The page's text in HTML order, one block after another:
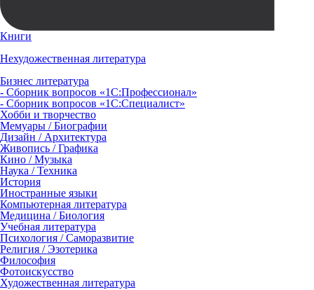
Книги
Нехудожественная литература
Бизнес литература
- Сборник вопросов «1С:Профессионал»
- Сборник вопросов «1С:Специалист»
Хобби и творчество
Мемуары / Биографии
Дизайн / Архитектура
Живопись / Графика
Кино / Музыка
Наука / Техника
История
Иностранные языки
Компьютерная литература
Медицина / Биология
Учебная литература
Психология / Саморазвитие
Религия / Эзотерика
Философия
Фотоискусство
Художественная литература